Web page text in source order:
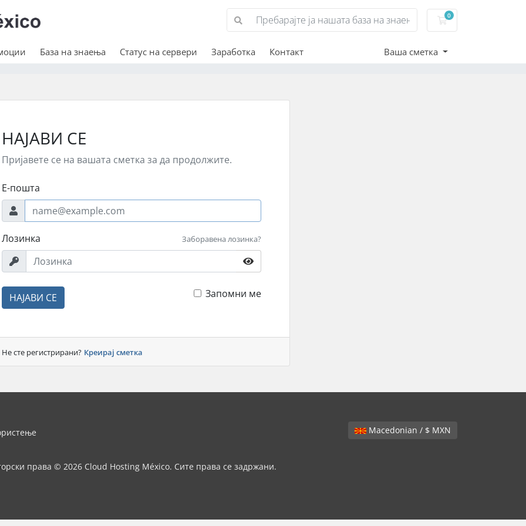
0
Потрошувачка
База на знаења Статус на сервери Заработка Контакт Ваша сметка
НАЈАВИ СЕ
Пријавете се на вашата сметка за да продолжите.
Е-пошта
Лозинка Заборавена лозинка?
НАЈАВИ СЕ Запомни ме
Не сте регистрирани? Креирај сметка
Macedonian / $ MXN
права © 2026 Cloud Hosting México. Сите права се задржани.